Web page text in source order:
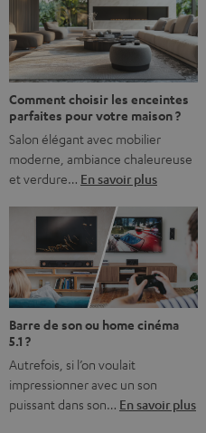
l’immersion. Rassurez-
bonne
Comment choisir les enceintes
parfaites pour votre maison ?
Salon élégant avec mobilier
moderne, ambiance chaleureuse
et verdure… En savoir plus
Barre de son ou home cinéma
5.1 ?
Autrefois, si l’on voulait
impressionner avec un son
puissant dans son… En savoir plus